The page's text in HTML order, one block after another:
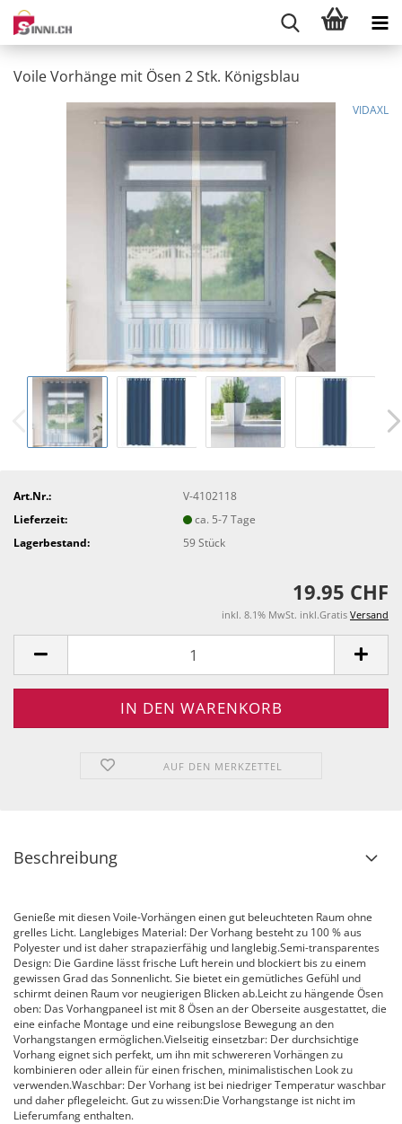
Voile Vorhänge mit Ösen 2 Stk. Königsblau
VIDAXL
Art.Nr.:
V-4102118
Lieferzeit:
ca. 5-7 Tage
Lagerbestand:
59Stück
19.95 CHF
inkl. 8.1% MwSt. inkl.Gratis Versand
AUF DEN MERKZETTEL
Beschreibung
Genieße mit diesen Voile-Vorhängen einen gut beleuchteten Raum ohne
grelles Licht. Langlebiges Material: Der Vorhang besteht zu 100 % aus
Polyester und ist daher strapazierfähig und langlebig.Semi-transparentes
Design: Die Gardine lässt frische Luft herein und blockiert bis zu einem
gewissen Grad das Sonnenlicht. Sie bietet ein gemütliches Gefühl und
schirmt deinen Raum vor neugierigen Blicken ab.Leicht zu hängende Ösen
oben: Das Vorhangpaneel ist mit 8 Ösen an der Oberseite ausgestattet, die
eine einfache Montage und eine reibungslose Bewegung an den
Vorhangstangen ermöglichen.Vielseitig einsetzbar: Der durchsichtige
Vorhang eignet sich perfekt, um ihn mit schwereren Vorhängen zu
kombinieren oder allein für einen frischen, minimalistischen Look zu
verwenden.Waschbar: Der Vorhang ist bei niedriger Temperatur waschbar
und daher pflegeleicht. Gut zu wissen:Die Vorhangstange ist nicht im
Lieferumfang enthalten.